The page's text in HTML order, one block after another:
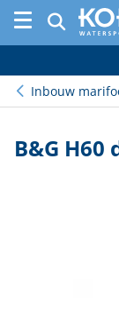
Inbouw
B&G